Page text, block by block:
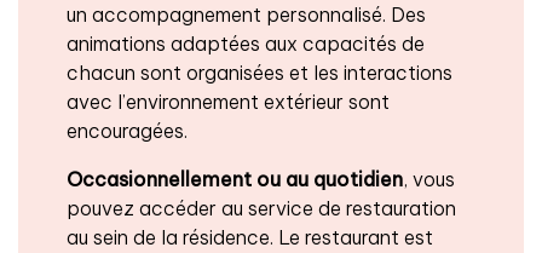
un accompagnement personnalisé. Des
animations adaptées aux capacités de
chacun sont organisées et les interactions
avec l’environnement extérieur sont
encouragées.
Occasionnellement ou au quotidien, vous
pouvez accéder au service de restauration
au sein de la résidence. Le restaurant est